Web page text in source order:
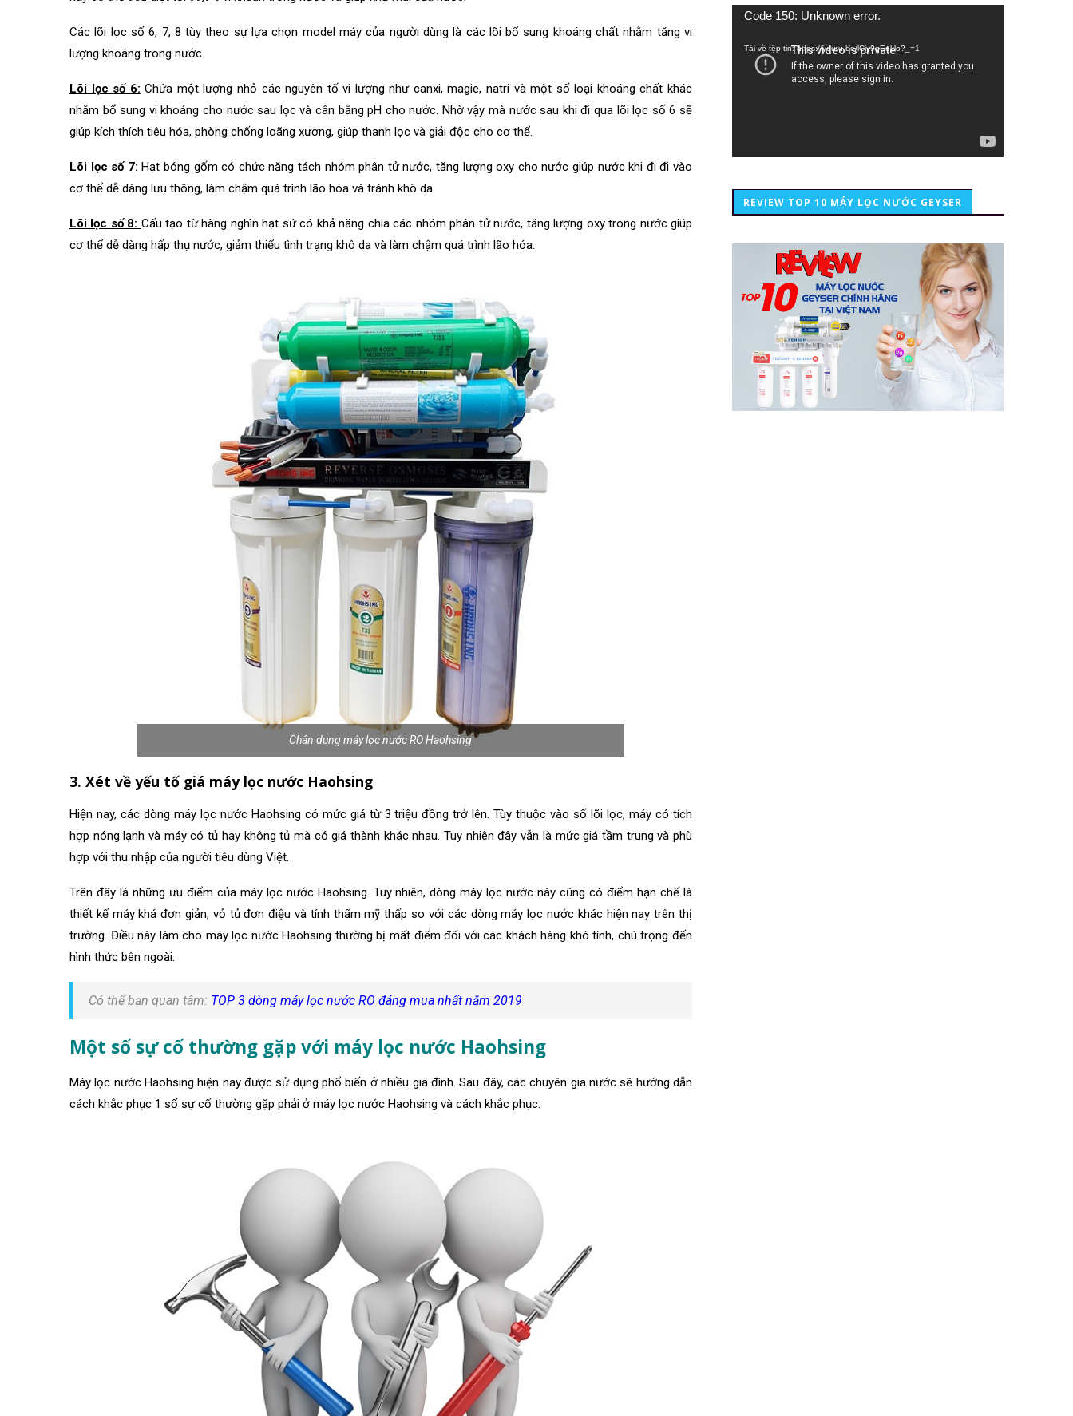
Các lõi lọc số 6, 7, 8 tùy theo sự lựa chọn model máy của người dùng là các lõi bổ sung khoáng chất nhằm tăng vi
lượng khoáng trong nước.
Lõi lọc số 6: Chứa một lượng nhỏ các nguyên tố vi lượng như canxi, magie, natri và một số loại khoáng chất khác
nhằm bổ sung vi khoáng cho nước sau lọc và cân bằng pH cho nước. Nhờ vậy mà nước sau khi đi qua lõi lọc số 6 sẽ
giúp kích thích tiêu hóa, phòng chống loãng xương, giúp thanh lọc và giải độc cho cơ thể.
Lõi lọc số 7: Hạt bóng gốm có chức năng tách nhóm phân tử nước, tăng lượng oxy cho nước giúp nước khi đi đi vào
cơ thể dễ dàng lưu thông, làm chậm quá trình lão hóa và tránh khô da.
Lõi lọc số 8: Cấu tạo từ hàng nghìn hạt sứ có khả năng chia các nhóm phân tử nước, tăng lượng oxy trong nước giúp
cơ thể dễ dàng hấp thụ nước, giảm thiểu tình trạng khô da và làm chậm quá trình lão hóa.
Chân dung máy lọc nước RO Haohsing
3. Xét về yếu tố giá máy lọc nước Haohsing
Hiện nay, các dòng máy lọc nước Haohsing có mức giá từ 3 triệu đồng trở lên. Tùy thuộc vào số lõi lọc, máy có tích
hợp nóng lạnh và máy có tủ hay không tủ mà có giá thành khác nhau. Tuy nhiên đây vẫn là mức giá tầm trung và phù
hợp với thu nhập của người tiêu dùng Việt.
Trên đây là những ưu điểm của máy lọc nước Haohsing. Tuy nhiên, dòng máy lọc nước này cũng có điểm hạn chế là
thiết kế máy khá đơn giản, vỏ tủ đơn điệu và tính thẩm mỹ thấp so với các dòng máy lọc nước khác hiện nay trên thị
trường. Điều này làm cho máy lọc nước Haohsing thường bị mất điểm đối với các khách hàng khó tính, chú trọng đến
hình thức bên ngoài.
Có thể bạn quan tâm: TOP 3 dòng máy lọc nước RO đáng mua nhất năm 2019
Một số sự cố thường gặp với máy lọc nước Haohsing
Máy lọc nước Haohsing hiện nay được sử dụng phổ biến ở nhiều gia đình. Sau đây, các chuyên gia nước sẽ hướng dẫn
cách khắc phục 1 số sự cố thường gặp phải ở máy lọc nước Haohsing và cách khắc phục.
Trình
Code 150: Unknown error.
Tải về tệp tin: https://youtu.be/lCiy9qEdklo?_=1
REVIEW TOP 10 MÁY LỌC NƯỚC GEYSER